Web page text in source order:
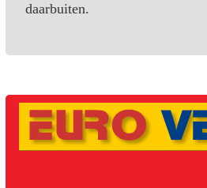
daarbuiten.